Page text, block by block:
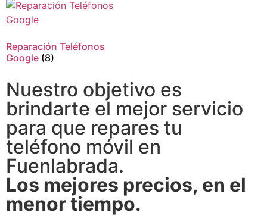
Reparación Teléfonos
Google (8)
Nuestro objetivo es
brindarte el mejor servicio
para que repares tu
teléfono móvil en
Fuenlabrada.
Los mejores precios, en el
menor tiempo.